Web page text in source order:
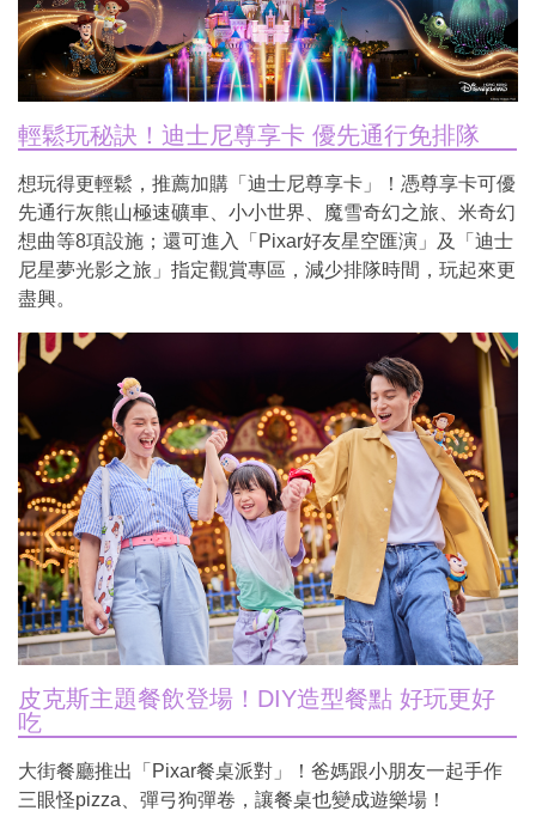
輕鬆玩秘訣！迪士尼尊享卡 優先通行免排隊
想玩得更輕鬆，推薦加購「迪士尼尊享卡」！憑尊享卡可優
先通行灰熊山極速礦車、小小世界、魔雪奇幻之旅、米奇幻
想曲等8項設施；還可進入「Pixar好友星空匯演」及「迪士
尼星夢光影之旅」指定觀賞專區，減少排隊時間，玩起來更
盡興。
皮克斯主題餐飲登場！DIY造型餐點 好玩更好
吃
大街餐廳推出「Pixar餐桌派對」！爸媽跟小朋友一起手作
三眼怪pizza、彈弓狗彈卷，讓餐桌也變成遊樂場！